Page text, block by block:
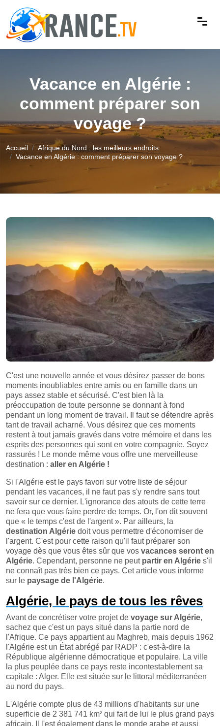
Vacance en Algérie :
comment préparer son
voyage ?
Accueil
Afrique du Nord : les meilleurs endroits
Vacance en Algérie : comment préparer son voyage ?
C'est une nouvelle année et vous désirez passer de bons
moments inoubliables entre amis ou en famille dans un
pays assez stable et sécurisé. C'est bien là la
préoccupation de toute personne se donnant à fond
pendant un long moment de travail. Il faut se détendre après
tant de travail acharné. Vous désirez que ces moments
restent à tout jamais gravés dans votre mémoire et dans les
esprits des personnes qui sont en votre compagnie. Soyez
rassurés ! Le monde même vous offre une merveilleuse
destination : aller en Algérie !
Si l'Algérie est le pays favori sur votre liste de séjour
pendant les vacances, il ne faut pas s'y rendre sans tout
savoir sur ce dernier. L'ignorance des atouts de cette terre
ne fera que vous faire perdre de temps. Or, l'on dit souvent
que « le temps c'est de l'argent ». Par ailleurs, la
destination Algérie doit vous permettre d'économiser de
l'argent. C'est pour cette raison qu'il faut préparer son
voyage dès que vous êtes sûr que vos vacances seront en
Algérie. Cependant, personne ne peut partir en Algérie s'il
ne connaît pas très bien ce pays. Cet article vous informe
sur le paysage de l'Algérie.
Algérie, le pays de tous les rêves
Avant de concrétiser votre projet de voyage sur Algérie,
sachez que c'est un pays situé dans la partie nord de
l'Afrique. Ce pays appartient au Maghreb, mais depuis 1962
l'Algérie est un État abrégé par RADP : c'est-à-dire la
République algérienne démocratique et populaire. La ville
la plus peuplée dans ce pays reste incontestablement sa
capitale : Alger. Elle est située sur le littoral méditerranéen
au nord du pays.
L'Algérie compte plus de 43 millions d'habitants sur une
superficie de 2 381 741 km² qui fait de lui le plus grand pays
africain. Il l'est également dans le monde arabe et aussi